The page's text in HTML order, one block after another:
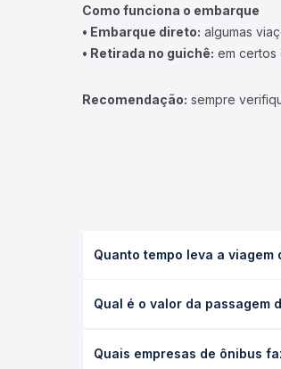
Como funciona o embarque
• Embarque direto: algumas
• Retirada no guichê: em certos
Recomendação: sempre
Quanto tempo leva a viagem
as condições de tráfego. Na
Qual é o valor da passagem
antecedência da compra. Na
Quais empresas de ônibus